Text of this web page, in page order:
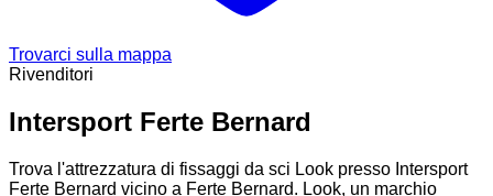
Trovarci sulla mappa
Rivenditori
Intersport Ferte Bernard
Trova l'attrezzatura di fissaggi da sci Look presso Intersport
Ferte Bernard vicino a Ferte Bernard. Look, un marchio